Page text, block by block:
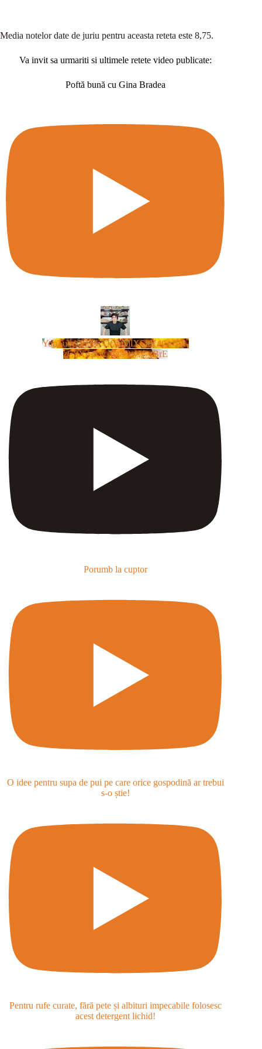
Media notelor date de juriu pentru aceasta reteta este 8,75.
Va invit sa urmariti si ultimele retete video publicate:
Poftă bună cu Gina Bradea
YouTube Video UCm5llXSLY4CyCX-
zC8XosTw_huaQwN_rBrE
Porumb la cuptor
O idee pentru supa de pui pe care orice gospodină ar trebui
s-o știe!
Pentru rufe curate, fără pete și albituri impecabile folosesc
acest detergent lichid!